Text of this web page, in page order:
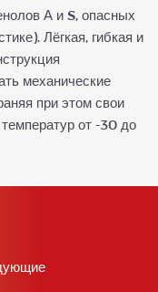
А и S, опасных
Лёгкая, гибкая и
механические
при этом свои
от -30 до